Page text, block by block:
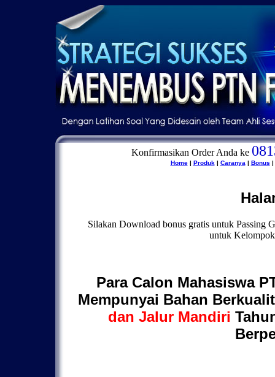
Konfirmasikan Order Anda ke
Home| Produk| Caranya | Bonus |
Silakan Download bonus gratis untuk
untuk
Para Calon Mahasiswa
Mempunyai Bahan
dan Jalur Mandiri